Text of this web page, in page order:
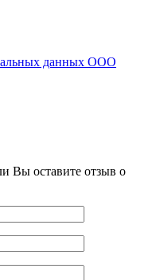
данных ООО
Вы оставите отзыв о